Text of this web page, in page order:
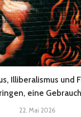
Illiberalismus und
eine
22. Mai 2026